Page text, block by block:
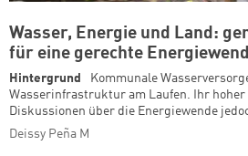
Wasser, Energie und Land:
für eine gerechte
Hintergrund
Kommunale
Wasserinfrastruktur am Laufen. Ihr
Diskussionen über die Energiewende
Deissy Peña M